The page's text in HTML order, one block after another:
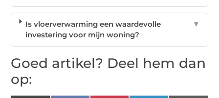
Is vloerverwarming een waardevolle
investering voor mijn woning?
▼
Goed artikel? Deel hem dan
op: